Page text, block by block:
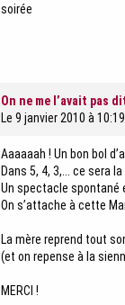
soirée
On ne me l’avait pas
Le 9 janvier 2010 à 10:19
Aaaaaah ! Un bon bol
Dans 5, 4, 3,... ce sera
Un spectacle spontané
On s’attache à cette
La mère reprend tout
(et on repense à la
MERCI !